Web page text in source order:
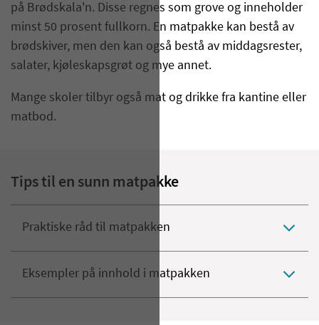
på Brødskala'n. Disse regnes som grove og inneholder
minst 50 prosent fullkorn. En matpakke kan bestå av
brødskiver, men den kan også bestå av middagsrester,
salater, kjøleskapsgrøt og mye annet.
Mange skoler tilbyr også mat og drikke fra kantine eller
matbod.
Tips til en sunn matpakke
Praktiske råd til matpakken
Eksempler på innhold i matpakken